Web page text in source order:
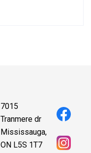
7015
Tranmere dr
Mississauga,
ON L5S 1T7